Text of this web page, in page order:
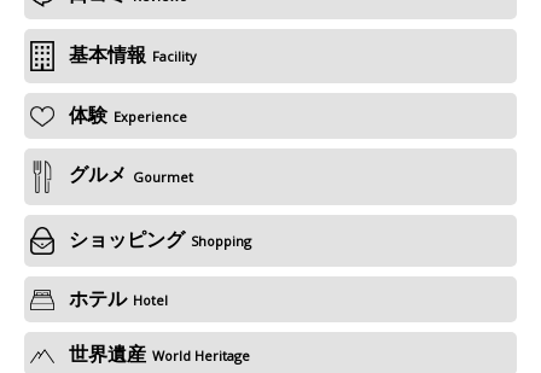
基本情報 Facility
体験 Experience
グルメ Gourmet
ショッピング Shopping
ホテル Hotel
世界遺産 World Heritage